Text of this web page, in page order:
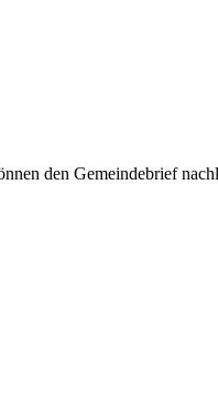
den Gemeindebrief